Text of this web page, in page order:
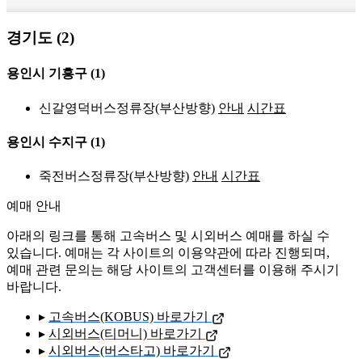
경기도 (2)
용인시 기흥구 (1)
신갈영덕버스정류장(부산방향) 안내 시간표
용인시 수지구 (1)
죽전버스정류장(부산방향) 안내 시간표
예매 안내
아래의 링크를 통해 고속버스 및 시외버스 예매를 하실 수
있습니다. 예매는 각 사이트의 이용약관에 따라 진행되며,
예매 관련 문의는 해당 사이트의 고객센터를 이용해 주시기
바랍니다.
▸ 고속버스(KOBUS) 바로가기
▸ 시외버스(티머니) 바로가기
▸ 시외버스(버스타고) 바로가기